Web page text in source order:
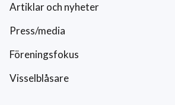
Artiklar och nyheter
Press/media
Föreningsfokus
Visselblåsare